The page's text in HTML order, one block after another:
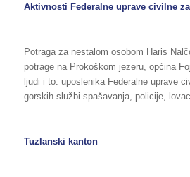
Aktivnosti Federalne uprave civilne
Potraga za nestalom osobom Haris
potrage na Prokoškom jezeru, općina
ljudi i to: uposlenika Federalne uprave
gorskih službi spašavanja, policije,
Tuzlanski kanton